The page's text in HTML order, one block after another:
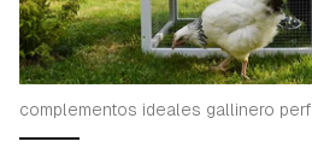
complementos ideales gallinero